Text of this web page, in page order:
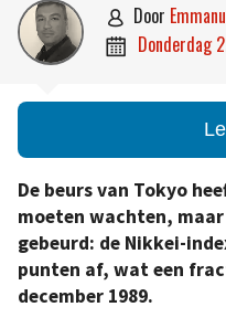
 door

De beurs van Tokyo
moeten wachten,
gebeurd: de Nikkei-
punten af, wat een
december 1989.